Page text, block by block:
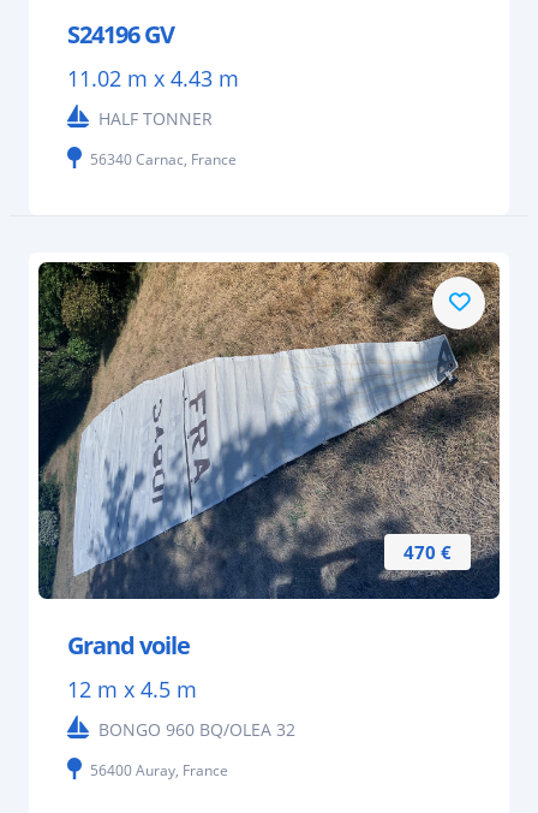
S24196 GV
11.02 m x 4.43 m
HALF TONNER
56340 Carnac, France
470 €
Grand voile
12 m x 4.5 m
BONGO 960 BQ/OLEA 32
56400 Auray, France